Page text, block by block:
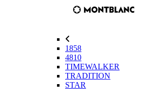
1858
4810
TIMEWALKER
TRADITION
STAR